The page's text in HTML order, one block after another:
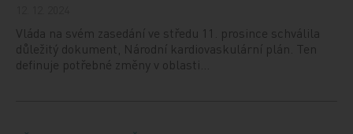
Vláda na svém zasedání ve středu 11. prosince schválila
důležitý dokument, Národní kardiovaskulární plán. Ten
definuje potřebné změny v oblasti…